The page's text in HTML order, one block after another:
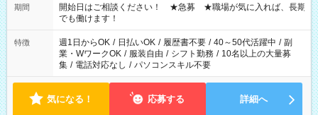
せん ※法令に基づき、週20時間以上勤務は社会保険への加入対
象となります ※労働者派遣法（日雇い派遣の原則禁止）によ
り、短時間・短期間の就業はご案内が難しい場合があります
期間
開始日はご相談ください！ ★急募 ★職場が気に入れば、長期
でも働けます！
特徴 週1日からOK / 日払いOK / 履歴書不要 / 40～50代活躍中 / 副
業・WワークOK / 服装自由 / シフト勤務 / 10名以上の大量募
集 / 電話対応なし / パソコンスキル不要
気になる！ 応募する 詳細へ